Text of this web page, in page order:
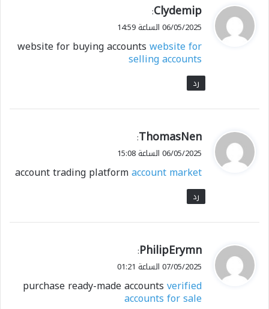
ي
ق
ل
Clydemip
:
06/05/2025 الساعة 14:59
website for buying accountswebsite for
selling accounts
رد
ي
ق
ل
ThomasNen
:
06/05/2025 الساعة 15:08
account trading platformaccount market
رد
ي
ق
ل
PhilipErymn
:
07/05/2025 الساعة 01:21
purchase ready-made accountsverified
accounts for sale